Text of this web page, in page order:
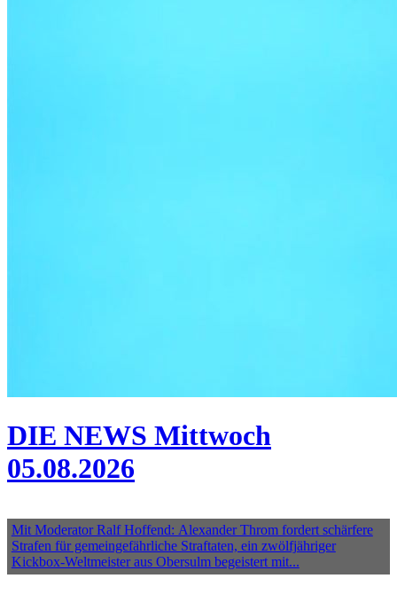
DIE NEWS Mittwoch
05.08.2026
Mit Moderator Ralf Hoffend: Alexander Throm fordert schärfere
Strafen für gemeingefährliche Straftaten, ein zwölfjähriger
Kickbox-Weltmeister aus Obersulm begeistert mit...